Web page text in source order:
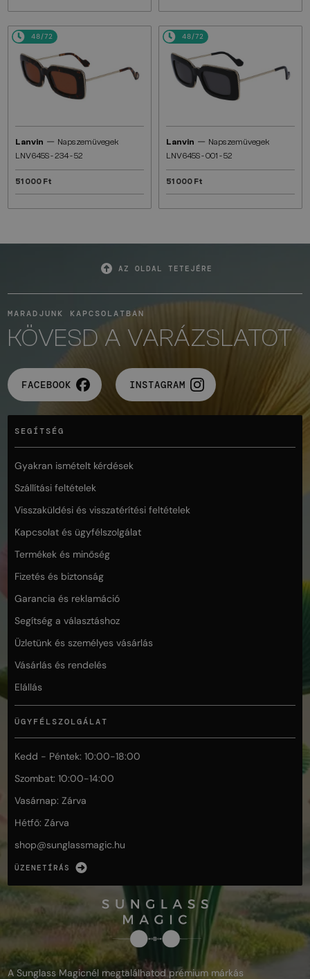
48/72
Lanvin — Napszemüvegek
LNV645S - 234 - 52
51 000 Ft
48/72
Lanvin — Napszemüvegek
LNV645S - 001 - 52
51 000 Ft
AZ OLDAL TETEJÉRE
MARADJUNK KAPCSOLATBAN
KÖVESD A VARÁZSLATOT
FACEBOOK INSTAGRAM
SEGÍTSÉG
Gyakran ismételt kérdések
Szállítási feltételek
Visszaküldési és visszatérítési feltételek
Kapcsolat és ügyfélszolgálat
Termékek és minőség
Fizetés és biztonság
Garancia és reklamáció
Segítség a választáshoz
Üzletünk és személyes vásárlás
Vásárlás és rendelés
Elállás
ÜGYFÉLSZOLGÁLAT
Kedd - Péntek: 10:00-18:00
Szombat: 10:00-14:00
Vasárnap: Zárva
Hétfő: Zárva
shop@sunglassmagic.hu
ÜZENETÍRÁS
A Sunglass Magicnél megtalálhatod prémium márkás